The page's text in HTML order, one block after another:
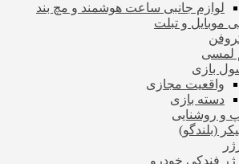
لوازم جانبی ساعت هوشمند و مچ بند
موبایل و تبلت
لمسی
بازی
واقعیت مجازی
دسته بازی
و روشنایی
(بلندگو)
فندکی خودرو